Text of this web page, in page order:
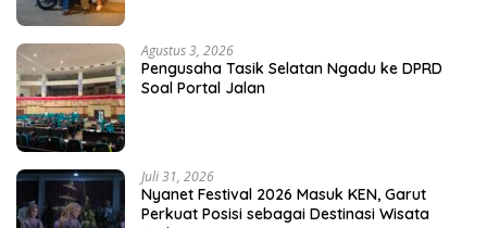
Agustus 3, 2026
Pengusaha Tasik Selatan Ngadu ke DPRD
Soal Portal Jalan
Juli 31, 2026
Nyanet Festival 2026 Masuk KEN, Garut
Perkuat Posisi sebagai Destinasi Wisata